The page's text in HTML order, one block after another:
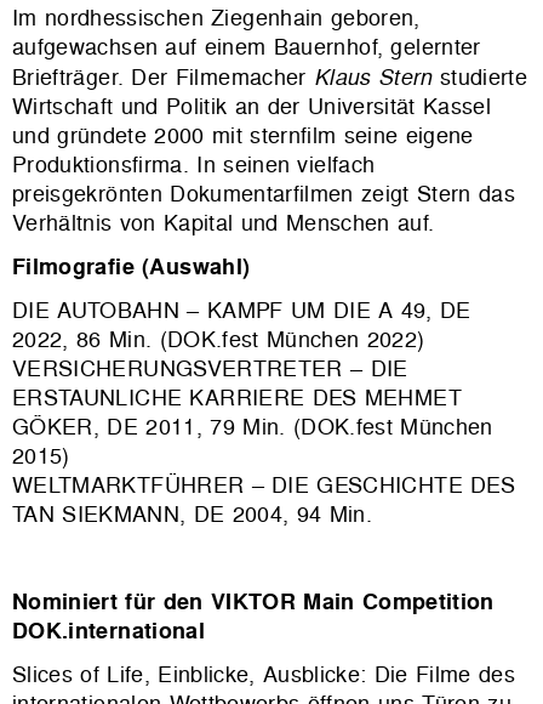
Im nordhessischen Ziegenhain geboren,
aufgewachsen auf einem Bauernhof, gelernter
Briefträger. Der Filmemacher Klaus Sternstudierte
Wirtschaft und Politik an der Universität Kassel
und gründete 2000 mit sternfilm seine eigene
Produktionsfirma. In seinen vielfach
preisgekrönten Dokumentarfilmen zeigt Stern das
Verhältnis von Kapital und Menschen auf.
Filmografie (Auswahl)
DIE AUTOBAHN – KAMPF UM DIE A 49, DE
2022, 86 Min. (DOK.fest München 2022)
VERSICHERUNGSVERTRETER – DIE
ERSTAUNLICHE KARRIERE DES MEHMET
GÖKER, DE 2011, 79 Min. (DOK.fest München
2015)
WELTMARKTFÜHRER – DIE GESCHICHTE DES
TAN SIEKMANN, DE 2004, 94 Min.
Nominiert für den VIKTOR Main Competition
DOK.international
Slices of Life, Einblicke, Ausblicke: Die Filme des